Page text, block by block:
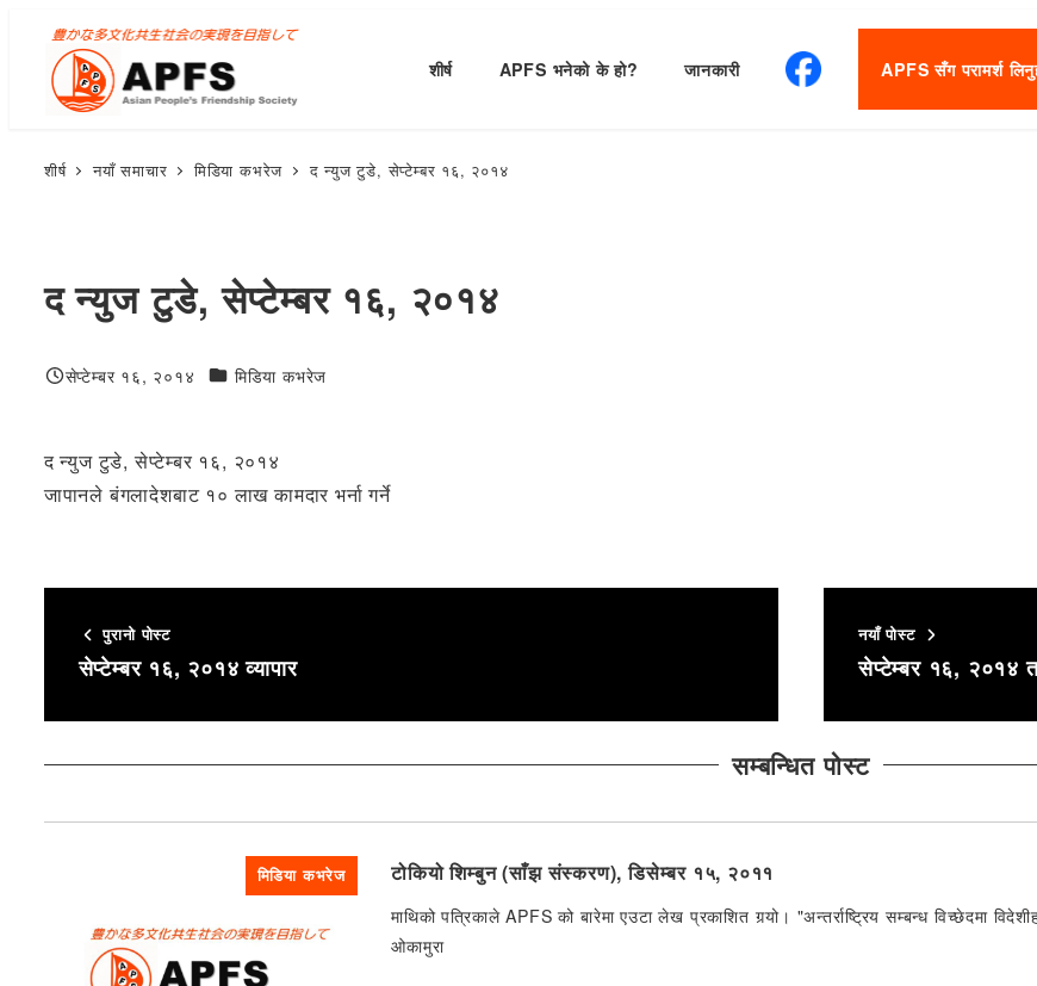
सामग्रीमा
जानुहोस्
शीर्ष APFS भनेको के हो? जानकारी APFS सँग परामर्श
शीर्ष नयाँ समाचार मिडिया कभरेज द न्युज टुडे, सेप्टेम्बर १६, २०१४
द न्युज टुडे, सेप्टेम्बर १६, २०१४
प्रकाशित
सेप्टेम्बर १६, २०१४ जन्मदिनको शुभकामना
मिडिया कभरेज
द न्युज टुडे, सेप्टेम्बर १६, २०१४
जापानले बंगलादेशबाट १० लाख कामदार भर्ना गर्ने
पुरानो पोस्ट
सेप्टेम्बर १६, २०१४ व्यापार
नयाँ पोस्ट
सेप्टेम्बर १६, २०१४
सम्बन्धित पोस्ट
मिडिया कभरेज टोकियो शिम्बुन (साँझ संस्करण), डिसेम्बर १५, २०११
माथिको पत्रिकाले APFS को बारेमा एउटा लेख प्रकाशित गर्‍यो। "अन्तर्राष्ट्रिय सम्बन्ध विच्छेदमा
ओकामुरा